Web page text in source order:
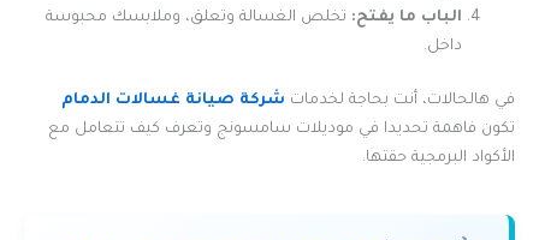
الباب ما يفتح: تخلص الغسالة وتعلق، وملابسك محبوسة
داخل.
في هالحالات، أنت بحاجة لخدمات شركة صيانة غسالات الدمام
تكون فاهمة تحديدا في موديلات سامسونج وتعرف كيف تتعامل مع
الأكواد البرمجية حقتها.